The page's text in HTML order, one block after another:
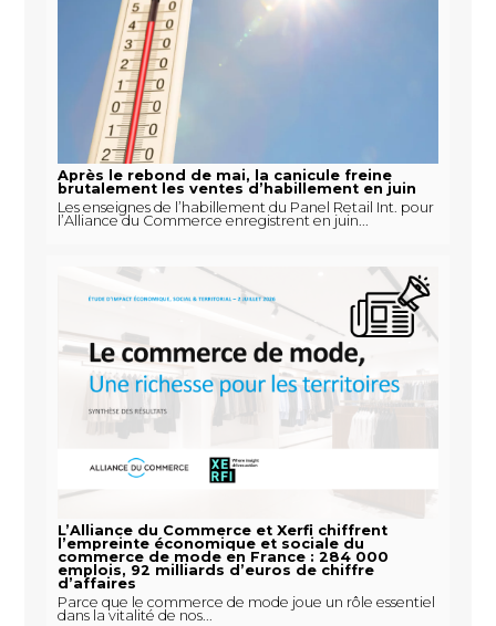
Après le rebond de mai, la canicule freine
brutalement les ventes d’habillement en juin
Les enseignes de l’habillement du Panel Retail Int. pour
l’Alliance du Commerce enregistrent en juin...
L’Alliance du Commerce et Xerfi chiffrent
l’empreinte économique et sociale du
commerce de mode en France : 284 000
emplois, 92 milliards d’euros de chiffre
d’affaires
Parce que le commerce de mode joue un rôle essentiel
dans la vitalité de nos...